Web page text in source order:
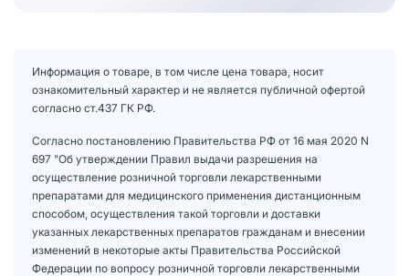
Информация о товаре, в том числе цена товара, носит
ознакомительный характер и не является публичной офертой
согласно ст.437 ГК РФ.
Согласно постановлению Правительства РФ от 16 мая 2020 N
697 "Об утверждении Правил выдачи разрешения на
осуществление розничной торговли лекарственными
препаратами для медицинского применения дистанционным
способом, осуществления такой торговли и доставки
указанных лекарственных препаратов гражданам и внесении
изменений в некоторые акты Правительства Российской
Федерации по вопросу розничной торговли лекарственными